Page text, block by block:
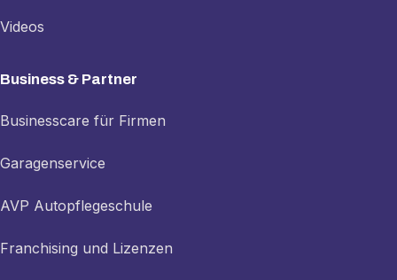
Videos
Business & Partner
Businesscare für Firmen
Garagenservice
AVP Autopflegeschule
Franchising und Lizenzen